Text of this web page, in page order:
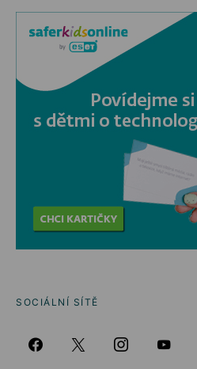
SOCIÁLNÍ SÍTĚ